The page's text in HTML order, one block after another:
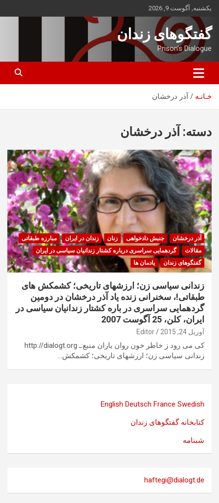
بروید
یکشنبه, آگوست 9, 2026
گفتگوهای زندان
Prison's Dialogue
خـانـه آذر درخشان
دسته: آذر درخشان
آذر درخشان جنبش دادخواهی زنان زندان در ایران
مبارزه طبقاتی
مقالات
گردهمایی سراسری درباره کشتار زندانیان سیاسی در ایران
گفتگوهای زندان
یادمان ها
زندانی سیاسی زن؛ ارزشهای تاریخی؛ کشمکش های
طبقاتی!، سخنرانی زنده یاد آذر درخشان در دومین
گردهمایی سراسری در باره کشتار زندانیان سیاسی در
ایران، کلن، 25 آگوست 2007
آوریل 24, 2015 Editor
کی می رود ز خاطر خون روان یاران منبع:ـ http://dialogt.org
زندانی سیاسی زن؛ ارزشهای تاریخی؛ کشمکش…
English Deutsch France Swedish
کتابخانه گفتگوهای زندان
شبنامه
haftegi@dialogt.de